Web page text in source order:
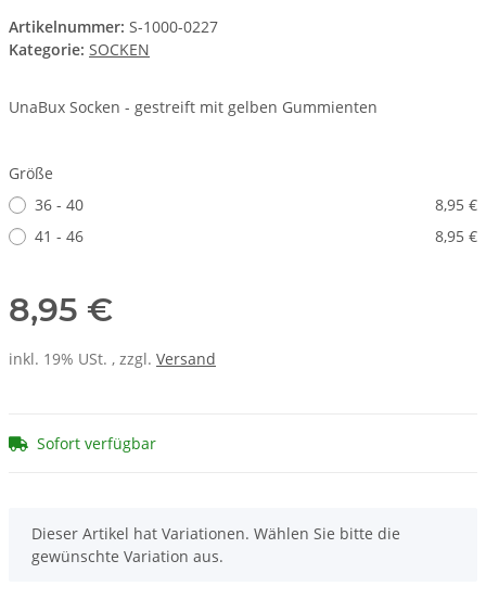
Artikelnummer: S-1000-0227
Kategorie: SOCKEN
UnaBux Socken - gestreift mit gelben Gummienten
Größe
36 - 40
8,95 €
41 - 46
8,95 €
8,95 €
inkl. 19% USt. , zzgl. Versand
Sofort verfügbar
x
Dieser Artikel hat Variationen. Wählen Sie bitte die
gewünschte Variation aus.